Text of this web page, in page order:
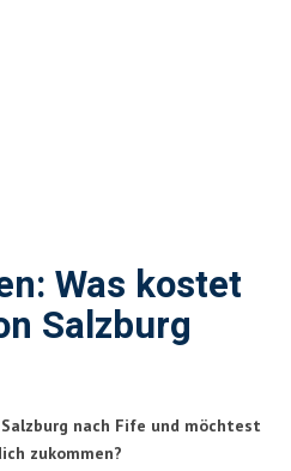
Was kostet
Salzburg
nach Fife und möchtest
zukommen?